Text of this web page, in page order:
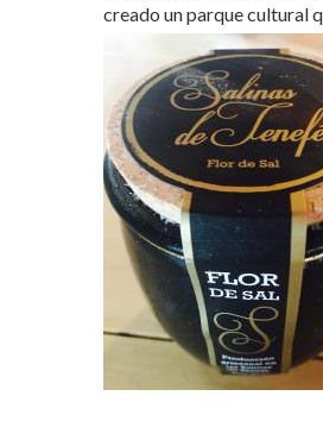
creado un parque cultural